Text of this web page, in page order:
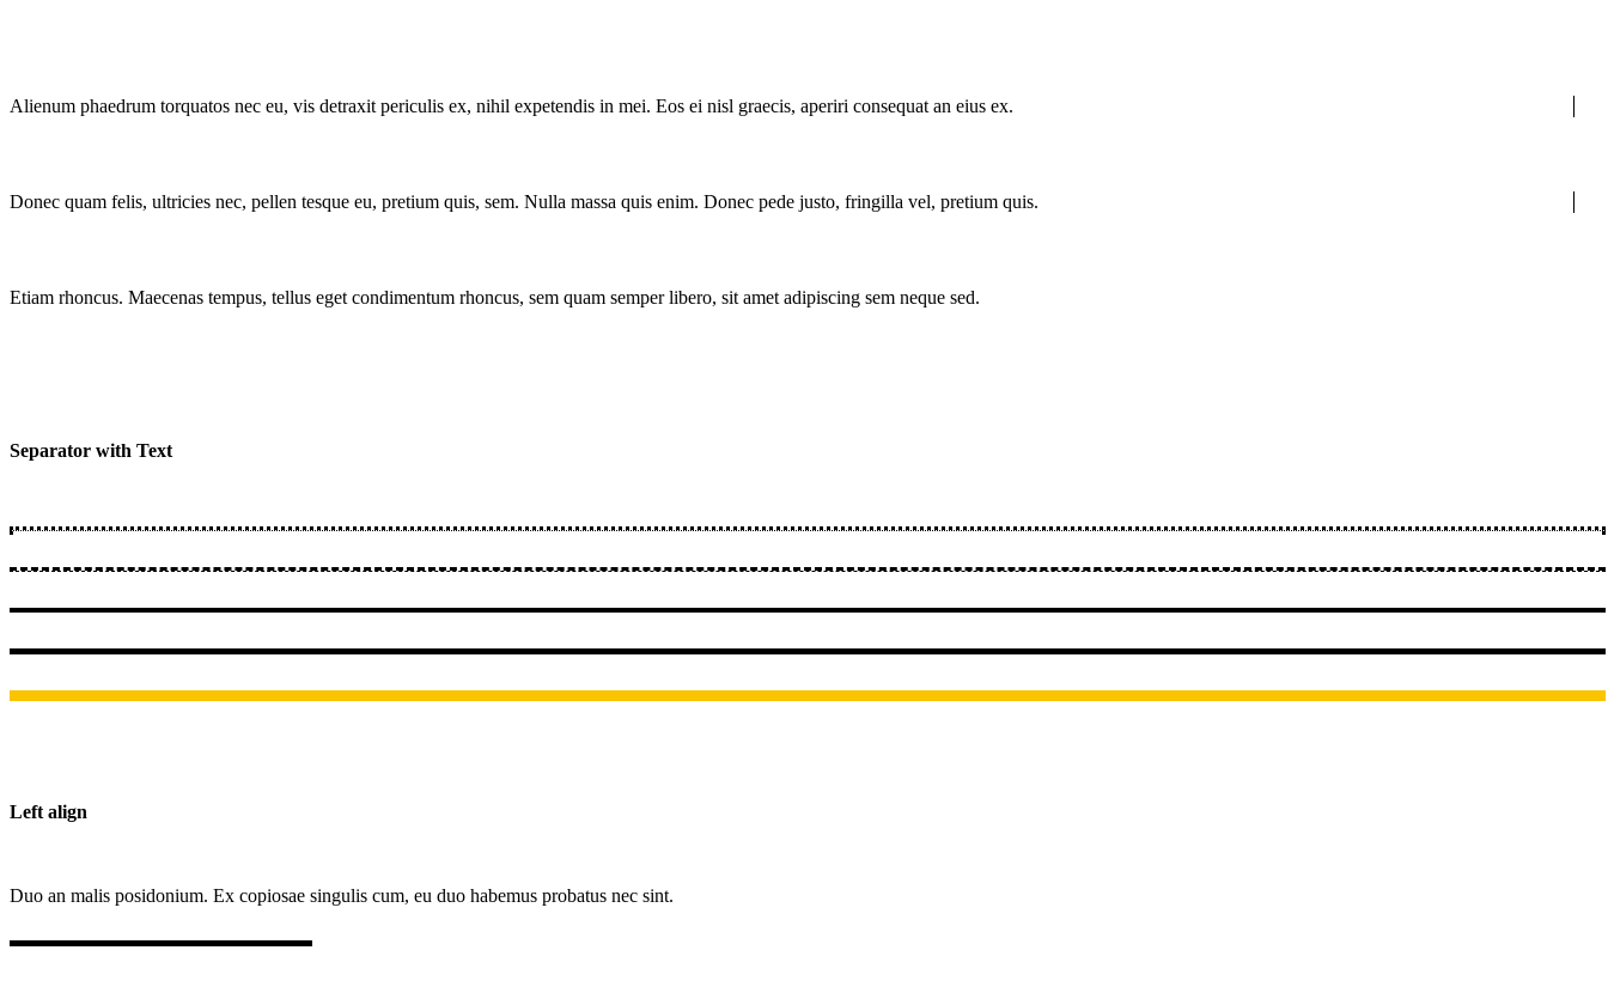
Alienum phaedrum torquatos nec eu, vis detraxit periculis ex, nihil expetendis in mei. Eos ei nisl graecis, aperiri consequat an eius ex.
Donec quam felis, ultricies nec, pellen tesque eu, pretium quis, sem. Nulla massa quis enim. Donec pede justo, fringilla vel, pretium quis.
Etiam rhoncus. Maecenas tempus, tellus eget condimentum rhoncus, sem quam semper libero, sit amet adipiscing sem neque sed.
Separator with Text
Left align
Duo an malis posidonium. Ex copiosae singulis cum, eu duo habemus probatus nec sint.